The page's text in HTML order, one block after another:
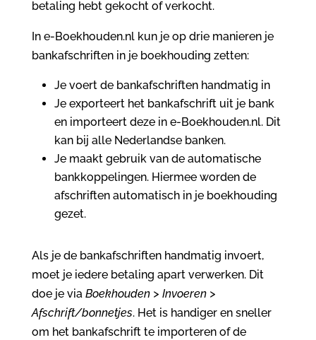
betaling hebt gekocht of verkocht.
In e-Boekhouden.nl kun je op drie manieren je
bankafschriften in je boekhouding zetten:
Je voert de bankafschriften handmatig in
Je exporteert het bankafschrift uit je bank
en importeert deze in e-Boekhouden.nl. Dit
kan bij alle Nederlandse banken.
Je maakt gebruik van de automatische
bankkoppelingen. Hiermee worden de
afschriften automatisch in je boekhouding
gezet.
Als je de bankafschriften handmatig invoert,
moet je iedere betaling apart verwerken. Dit
doe je via Boekhouden > Invoeren >
Afschrift/bonnetjes. Het is handiger en sneller
om het bankafschrift te importeren of de